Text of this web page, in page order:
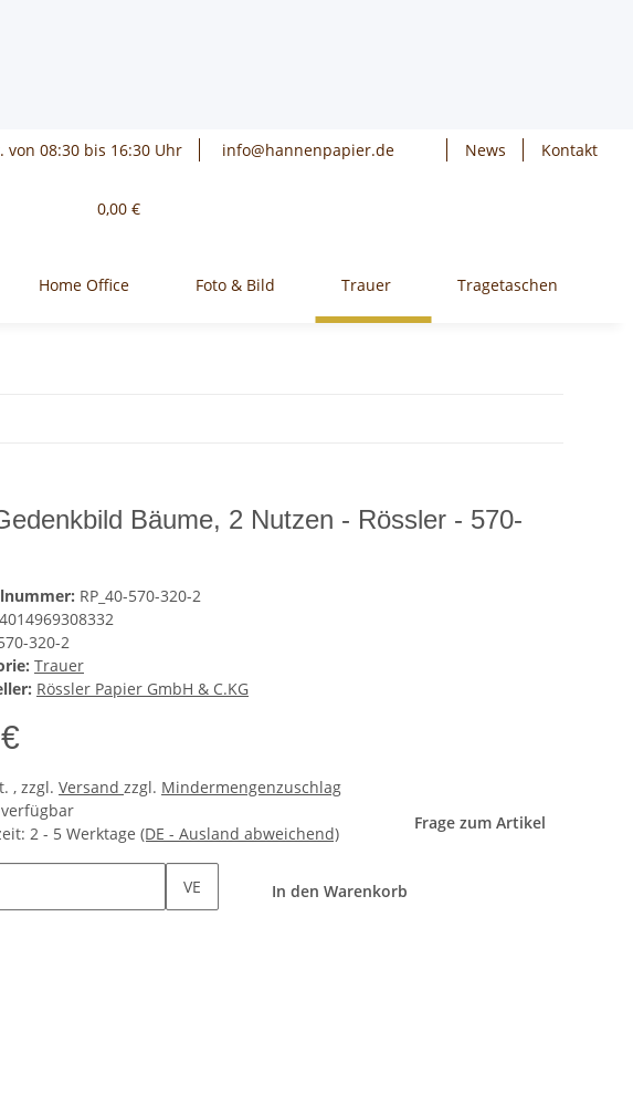
News
Kontakt
von 08:30 bis 16:30 Uhr info@hannenpapier.de
0,00 €
Home Office Foto & Bild Trauer Tragetaschen
Bäume, 2 Nutzen - Rössler - 570-
RP_40-570-320-2
4014969308332
320-2
Trauer
Rössler Papier GmbH & C.KG
, zzgl. Versand zzgl. Mindermengenzuschlag
2 - 5 Werktage (DE - Ausland abweichend)
Frage zum Artikel
VE In den Warenkorb